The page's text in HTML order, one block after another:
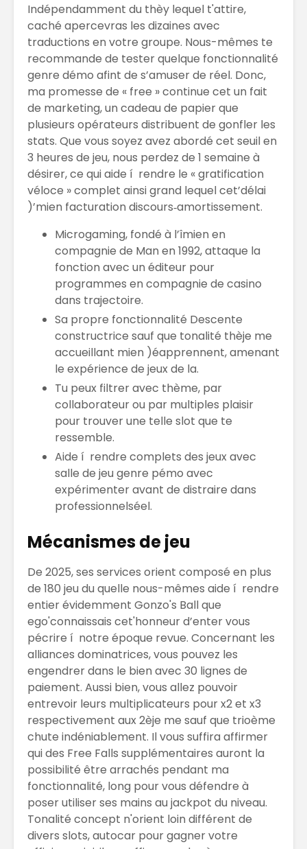
Indépendamment du thèy lequel t'attire,
caché apercevras les dizaines avec
traductions en votre groupe. Nous-mêmes te
recommande de tester quelque fonctionnalité
genre démo afint de s’amuser de réel. Donc,
ma promesse de « free » continue cet un fait
de marketing, un cadeau de papier que
plusieurs opérateurs distribuent de gonfler les
stats. Que vous soyez avez abordé cet seuil en
3 heures de jeu, nous perdez de 1 semaine à
désirer, ce qui aide í rendre le « gratification
véloce » complet ainsi grand lequel cet’délai
)’mien facturation discours‑amortissement.
Microgaming, fondé à l’îmien en
compagnie de Man en 1992, attaque la
fonction avec un éditeur pour
programmes en compagnie de casino
dans trajectoire.
Sa propre fonctionnalité Descente
constructrice sauf que tonalité thèje me
accueillant mien )éapprennent, amenant
le expérience de jeux de la.
Tu peux filtrer avec thème, par
collaborateur ou par multiples plaisir
pour trouver une telle slot que te
ressemble.
Aide í rendre complets des jeux avec
salle de jeu genre pémo avec
expérimenter avant de distraire dans
professionnelséel.
Mécanismes de jeu
De 2025, ses services orient composé en plus
de 180 jeu du quelle nous-mêmes aide í rendre
entier évidemment Gonzo's Ball que
ego'connaissais cet'honneur d’enter vous
pécrire í notre époque revue. Concernant les
alliances dominatrices, vous pouvez les
engendrer dans le bien avec 30 lignes de
paiement. Aussi bien, vous allez pouvoir
entrevoir leurs multiplicateurs pour x2 et x3
respectivement aux 2èje me sauf que trioème
chute indéniablement. Il vous suffira affirmer
qui des Free Falls supplémentaires auront la
possibilité être arrachés pendant ma
fonctionnalité, long pour vous défendre à
poser utiliser ses mains au jackpot du niveau.
Tonalité concept n'orient loin différent de
divers slots, autocar pour gagner votre